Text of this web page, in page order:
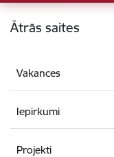
Kājene
Ātrās saites
Vakances
Iepirkumi
Projekti